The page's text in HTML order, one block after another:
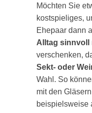
Möchten Sie
kostspieliges,
Ehepaar dann
Alltag sinnvoll
verschenken,
Sekt- oder
Wahl. So
mit den
beispielsweise